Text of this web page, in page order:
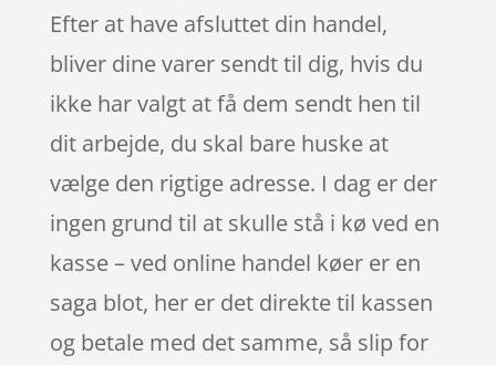
Efter at have afsluttet din handel,
bliver dine varer sendt til dig, hvis du
ikke har valgt at få dem sendt hen til
dit arbejde, du skal bare huske at
vælge den rigtige adresse. I dag er der
ingen grund til at skulle stå i kø ved en
kasse – ved online handel køer er en
saga blot, her er det direkte til kassen
og betale med det samme, så slip for